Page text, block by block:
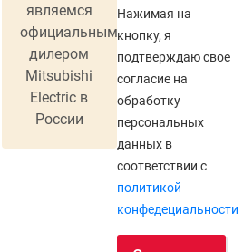
Нажимая на
кнопку, я
подтверждаю свое
согласие на
обработку
персональных
данных в
соответствии с
политикой
конфедециальности
являемся
официальным
дилером
Mitsubishi
Electric в
России